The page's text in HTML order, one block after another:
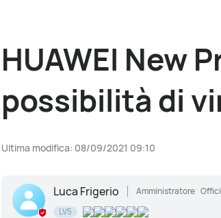
HUAWEI New
possibilità di
Ultima modifica: 08/09/2021 09:10
Luca Frigerio Amministratore
LV5